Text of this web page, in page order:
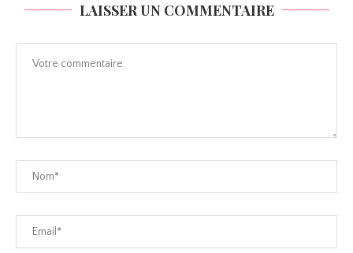
LAISSER UN COMMENTAIRE